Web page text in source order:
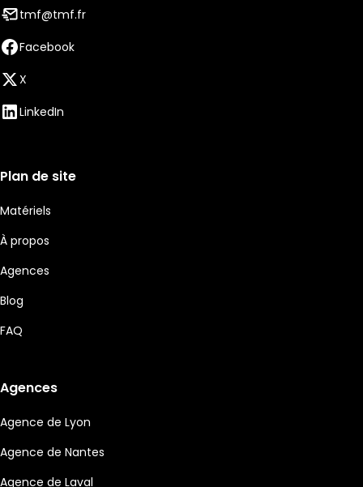
tmf@tmf.fr
Facebook
X
LinkedIn
Plan de site
Matériels
À propos
Agences
Blog
FAQ
Agences
Agence de Lyon
Agence de Nantes
Agence de Laval